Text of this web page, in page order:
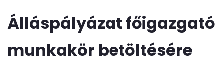
Álláspályázat főigazgató
munkakör betöltésére